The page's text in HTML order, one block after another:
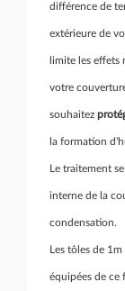
différence de
extérieure de
limite les effets
votre
souhaitez
la formation
Le traitement
interne de la
condensation.
Les tôles de
équipées de ce